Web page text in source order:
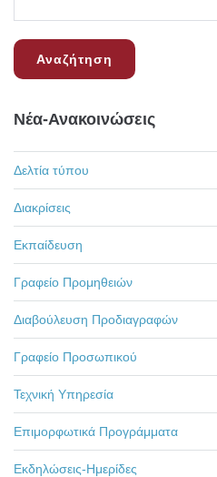
Νέα-Ανακοινώσεις
Δελτία τύπου
Διακρίσεις
Εκπαίδευση
Γραφείο Προμηθειών
Διαβούλευση Προδιαγραφών
Γραφείο Προσωπικού
Τεχνική Υπηρεσία
Επιμορφωτικά Προγράμματα
Εκδηλώσεις-Ημερίδες